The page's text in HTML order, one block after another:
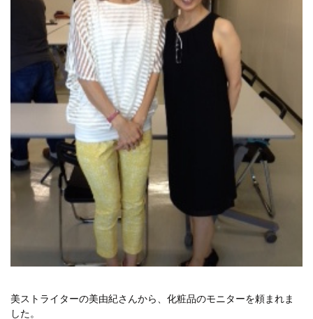
美ストライターの美由紀さんから、化粧品のモニターを頼まれま
した。